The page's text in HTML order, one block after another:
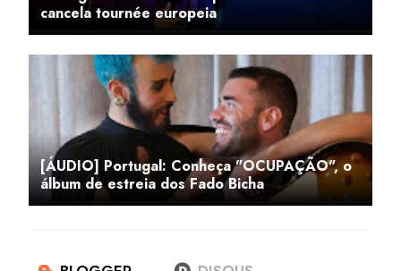
cancela tournée europeia
[ÁUDIO] Portugal: Conheça "OCUPAÇÃO", o
álbum de estreia dos Fado Bicha